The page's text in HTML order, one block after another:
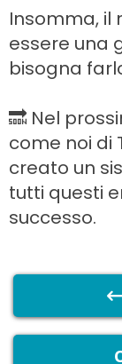
Insomma, il
essere una
bisogna
🔜 Nel
come noi di
creato un
tutti questi
successo.